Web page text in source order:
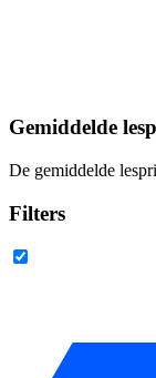
Gemiddelde
De gemiddelde
Filters